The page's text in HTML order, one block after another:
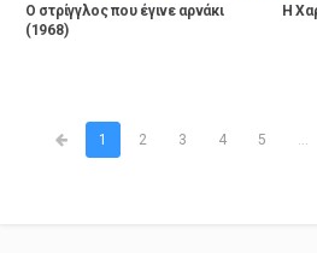
Ο στρίγγλος που έγινε αρνάκι
(1968)
Η
1 2 3 4 5